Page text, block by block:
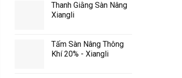
Thanh Giằng Sàn Nâng
Xiangli
Tấm Sàn Nâng Thông
Khí 20% - Xiangli
C-SD6202